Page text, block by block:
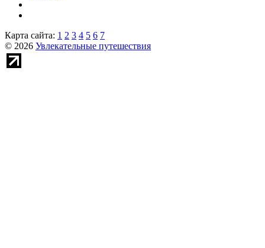
Карта сайта: 1 2 3 4 5 6 7
© 2026 Увлекательные путешествия